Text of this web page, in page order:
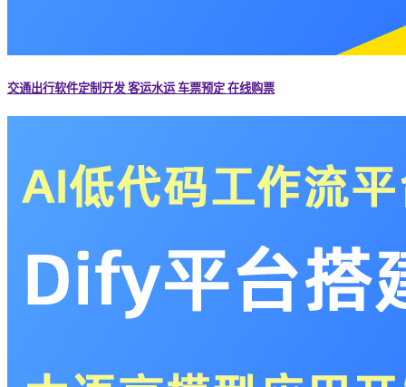
交通出行软件定制开发 客运水运 车票预定 在线购票